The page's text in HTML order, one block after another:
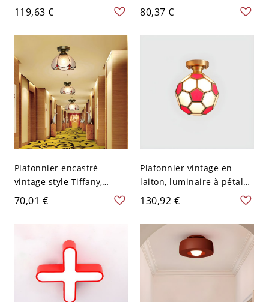
luminaire affleurant avec
3 réglages de
température de couleur -
Rouge 110 V-120 V
Gradation à trois niveaux
119,63 €
chambre d’enfant et salle
de jeux - Rouge 110 V-120
V Blanc
80,37 €
Plafonnier encastré
vintage style Tiffany,
vitrail à motif floral -
Rouge-Blanc 110 V-120 V
70,01 €
Plafonnier vintage en
laiton, luminaire à pétales
de fleur en verre texturé,
déco bohème artisanale -
Rouge 110 V-120 V
130,92 €